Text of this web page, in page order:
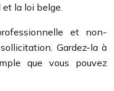
la loi belge.
et non-
Gardez-la à
que vous pouvez